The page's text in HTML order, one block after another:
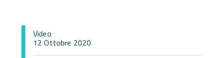
Video
12 Ottobre 2020